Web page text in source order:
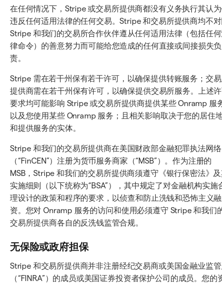
在任何情况下，Stripe 或交易所提供商都没有义务执行其认
违反任何适用法律的任何交易。Stripe 和交易所提供商均不
Stripe 和我们的交易所合作伙伴遵从任何适用法律（包括任
律命令）的善意努力而可能给您造成的任何直接或间接损失负
责。
Stripe 需在若干州保有若干许可，以确保提供转账服务；交
提供商需在若干州保有许可，以确保提供交易所服务。上述
要求均可能影响 Stripe 或交易所提供商提供某些 Onramp 服
以及您使用某些 Onramp 服务；且相关影响取决于您的居住
和提供服务的实体。
Stripe 和我们的交易所提供商在美国财政部金融犯罪执法网络
（“FinCEN”）注册为货币服务商家（“MSB”）。作为注册的
MSB，Stripe 和我们的交易所提供商须遵守《银行保密法》
实施细则（以下统称为“BSA”），其中规定了对金融机构实施
理设计的政策和程序的要求，以侦查和防止洗钱和恐怖主义融
资。您对 Onramp 服务的访问和使用必须遵守 Stripe 和我们
交易所提供商各自的反洗钱监管合规。
无保险或政府担保
Stripe 和交易所提供商并非注册经纪交易商或美国金融业监
（“FINRA”）的成员或美国证券投资者保护公司的成员。您的